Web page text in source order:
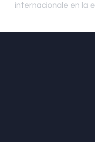
internacionale en la